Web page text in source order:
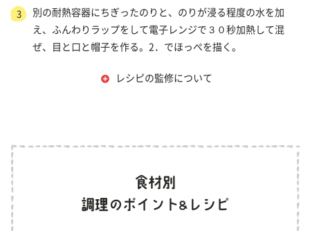
3
別の耐熱容器にちぎったのりと、のりが浸る程度の水を加
え、ふんわりラップをして電子レンジで３０秒加熱して混
ぜ、目と口と帽子を作る。2．でほっぺを描く。
レシピの監修について